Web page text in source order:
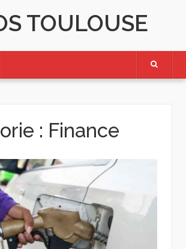
TOULOUSE
: Finance